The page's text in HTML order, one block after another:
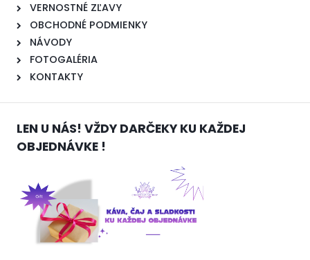
VERNOSTNÉ ZĽAVY
OBCHODNÉ PODMIENKY
NÁVODY
FOTOGALÉRIA
KONTAKTY
LEN U NÁS! VŽDY DARČEKY KU KAŽDEJ
OBJEDNÁVKE !